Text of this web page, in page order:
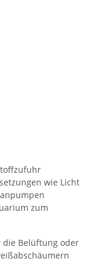
wie Licht
zum
Belüftung oder